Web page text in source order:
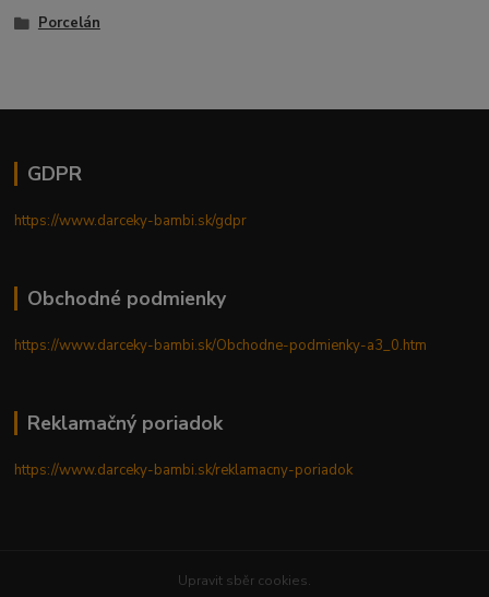
Porcelán
GDPR
https://www.darceky-bambi.sk/gdpr
Obchodné podmienky
https://www.darceky-bambi.sk/Obchodne-podmienky-a3_0.htm
Reklamačný poriadok
https://www.darceky-bambi.sk/reklamacny-poriadok
Upravit sběr cookies.